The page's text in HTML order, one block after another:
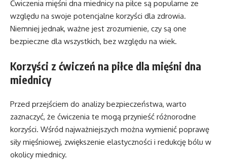
Ćwiczenia mięśni dna miednicy na piłce są popularne ze
względu na swoje potencjalne korzyści dla zdrowia.
Niemniej jednak, ważne jest zrozumienie, czy są one
bezpieczne dla wszystkich, bez względu na wiek.
Korzyści z ćwiczeń na piłce dla mięśni dna
miednicy
Przed przejściem do analizy bezpieczeństwa, warto
zaznaczyć, że ćwiczenia te mogą przynieść różnorodne
korzyści. Wśród najważniejszych można wymienić poprawę
siły mięśniowej, zwiększenie elastyczności i redukcję bólu w
okolicy miednicy.